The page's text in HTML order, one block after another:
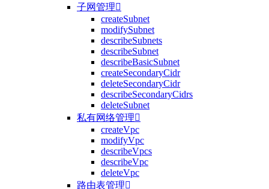
子网管理
createSubnet
modifySubnet
describeSubnets
describeSubnet
describeBasicSubnet
createSecondaryCidr
deleteSecondaryCidr
describeSecondaryCidrs
deleteSubnet
私有网络管理
createVpc
modifyVpc
describeVpcs
describeVpc
deleteVpc
路由表管理